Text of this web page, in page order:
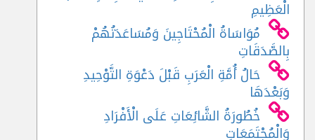
الْعَظِيمِ
مُوَاسَاةُ الْمُحْتَاجِينَ وَمُسَاعَدَتُهُمْ
بِالصَّدَقَاتِ
حَالُ أُمَّةِ الْعَرَبِ قَبْلَ دَعْوَةِ التَّوْحِيدِ
وَبَعْدَهَا
خُطُورَةُ الشَّائِعَاتِ عَلَى الْأَفْرَادِ
وَالْمُجْتَمَعَاتِ